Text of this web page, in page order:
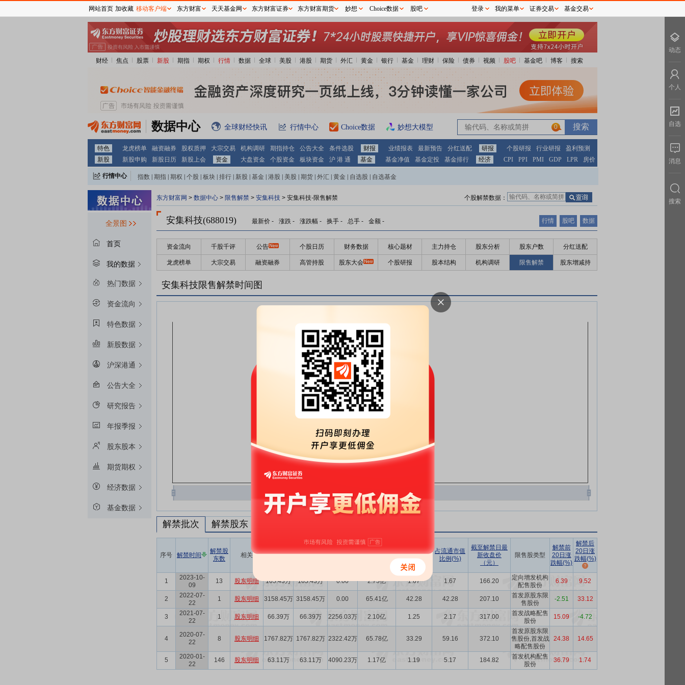
财经 焦点 股票 新股 期指 期权 行情 数据 全球 美股 港股 期货 外汇 黄金 银行 基金 理财 保险 债券 视频 股吧 基金吧 博客 搜索
数据中心 全球财经快讯 行情中心 Choice数据 妙想大模型 0
特色 龙虎榜单 融资融券 股权质押 大宗交易 机构调研 期指持仓 公告大全 条件选股 财报 业绩报表 最新预告 分红送配 研报 个股研报 行业研报
盈利预测
新股
新股申购 新股日历 新股上会 资金 大盘资金 个股资金 板块资金 沪 港 通 基金 基金净值 基金定投 基金排行 经济 CPI PPI PMI GDP LPR 房价
行情中心 指数 期指 期权 个股 板块 排行 新股 基金 港股 美股 期货 外汇 黄金 自选股 自选基金
全景图
首页
我的数据
热门数据
资金流向
特色数据
新股数据
沪深港通
公告大全
研究报告
年报季报
股东股本
期货期权
经济数据
基金数据
东方财富网 > 数据中心 > 限售解禁 > 安集科技 > 安集科技-限售解禁 个股解禁数据：
安集科技(688019) 最新价 - 涨跌 - 涨跌幅 - 换手 - 总手 - 金额 - 行情 股吧 数据
资金流向 千股千评 公告 个股日历 财务数据 核心题材 主力持仓 股东分析 股东户数 分红送配
龙虎榜单 大宗交易 融资融券 高管持股 股东大会 个股研报 股本结构 机构调研 限售解禁 股东增减持
安集科技限售解禁时间图
解禁批次 解禁股东
序号 解禁时间
解禁股
东数
相关
解禁数量
实际解禁数
未解禁数 实际解禁市值 占总市值比
例(%)
占流通市值
比例(%)
截至解禁日最
新收盘价
（元）
限售股类型
解禁前
20日涨
跌幅(%)
解禁后
20日涨
跌幅(%)
1
2023-10-
09
13 股东明细 165.43万 165.43万 0.00 2.75亿 1.67 1.67 166.20
定向增发机构
配售股份
6.39 9.52
2
2022-07-
22
1 股东明细 3158.45万 3158.45万 0.00 65.41亿 42.28 42.28 207.10
首发原股东限
售股份
-2.51 33.12
3
2021-07-
22
1 股东明细 66.39万 66.39万 2256.03万 2.10亿 1.25 2.17 317.00
首发战略配售
股份
15.09 -4.72
4
2020-07-
22
8 股东明细 1767.82万 1767.82万 2322.42万 65.78亿 33.29 59.16 372.10
首发原股东限
售股份,首发战
略配售股份
24.38 14.65
5
2020-01-
22
146 股东明细 63.11万 63.11万 4090.23万 1.17亿 1.19 5.17 184.82
首发机构配售
股份
36.79 1.74
网站首页 加收藏 移动客户端 东方财富 天天基金网 东方财富证券 东方财富期货 妙想 Choice数据 股吧 登录 我的菜单 证券交易 基金交易
动态
个人
自选
消息
搜索